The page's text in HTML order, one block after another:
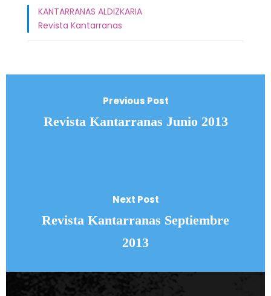
KANTARRANAS ALDIZKARIA
Revista Kantarranas
Previous Post
Revista Kantarranas Junio 2013
Next Post
Revista Kantarranas Septiembre
2013